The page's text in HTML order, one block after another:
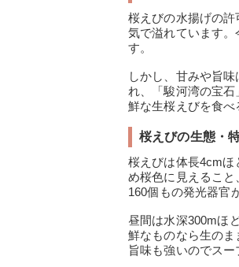
桜えびの水揚げの
気で溢れています
す。
しかし、甘みや旨
れ、「駿河湾の宝
鮮な生桜えびを食べ
桜えびの生態・
桜えびは体長4cmほ
め桜色に見えること
160個もの発光器官
昼間は水深300mほ
鮮なものなら生のま
旨味も強いのでス